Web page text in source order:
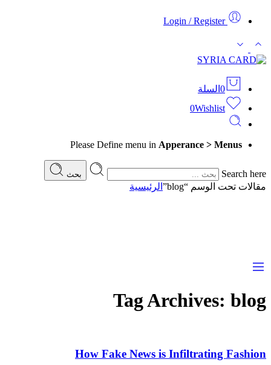
Login / Register
0 السلة
0Wishlist
Please Define menu in Apperance > Menus
Search here بحث
مقالات تحت الوسم “blog” الرئيسية
Tag Archives: blog
How Fake News is Infiltrating Fashion